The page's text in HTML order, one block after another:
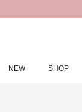
NEW SHOP